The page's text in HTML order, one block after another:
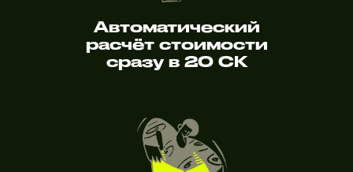
Автоматический
расчёт стоимости
сразу в 20 СК